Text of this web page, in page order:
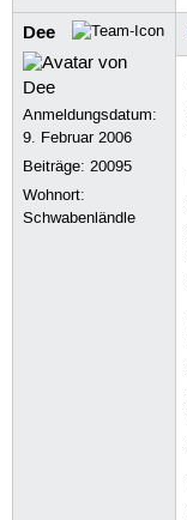
Dee
Anmeldungsdatum:
9. Februar 2006
Beiträge:20095
Wohnort:
Schwabenländle